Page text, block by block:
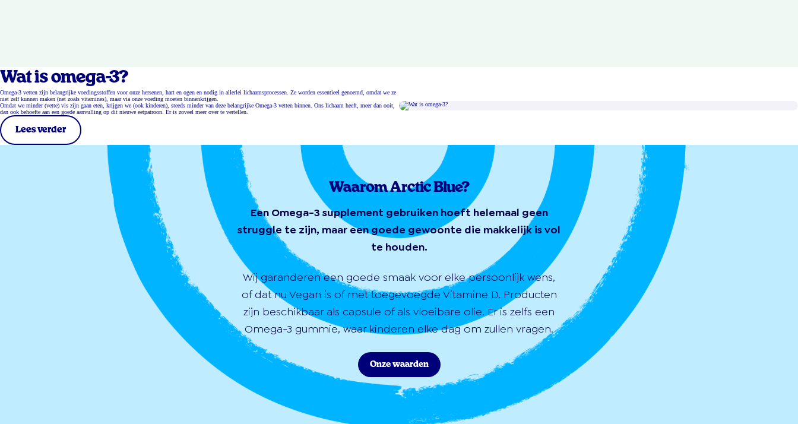
Wat is omega-3?
Omega-3 vetten zijn belangrijke voedingsstoffen voor onze hersenen, hart en ogen en nodig in allerlei lichaamsprocessen. Ze worden essentieel genoemd, omdat we ze
niet zelf kunnen maken (net zoals vitamines), maar via onze voeding moeten binnenkrijgen.
Omdat we minder (vette) vis zijn gaan eten, krijgen we (ook kinderen), steeds minder van deze belangrijke Omega-3 vetten binnen. Ons lichaam heeft, meer dan ooit,
dan ook behoefte aan een goede aanvulling op dit nieuwe eetpatroon. Er is zoveel meer over te vertellen.
Lees verder
Waarom Arctic Blue?
Een Omega-3 supplement gebruiken hoeft helemaal geen
struggle te zijn, maar een goede gewoonte die makkelijk is vol
te houden.
Wij garanderen een goede smaak voor elke persoonlijk wens,
of dat nu Vegan is of met toegevoegde Vitamine D. Producten
zijn beschikbaar als capsule of als vloeibare olie. Er is zelfs een
Omega-3 gummie, waar kinderen elke dag om zullen vragen.
Onze waarden